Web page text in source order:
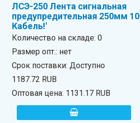
ЛСЭ-250 Лента сигнальная
предупредительная 250мм
Кабель!'
Количество на складе:0
Размер опт.: нет
Срок поставки: Доступно
1187.72 RUB
Оптовая цена: 1131.17 RUB